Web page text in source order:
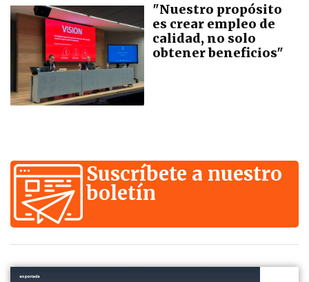
"Nuestro propósito
es crear empleo de
calidad, no solo
obtener beneficios"
Suscríbete a nuestro
boletín